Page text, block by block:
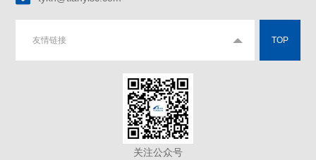
友情链接 TOP
关注公众号